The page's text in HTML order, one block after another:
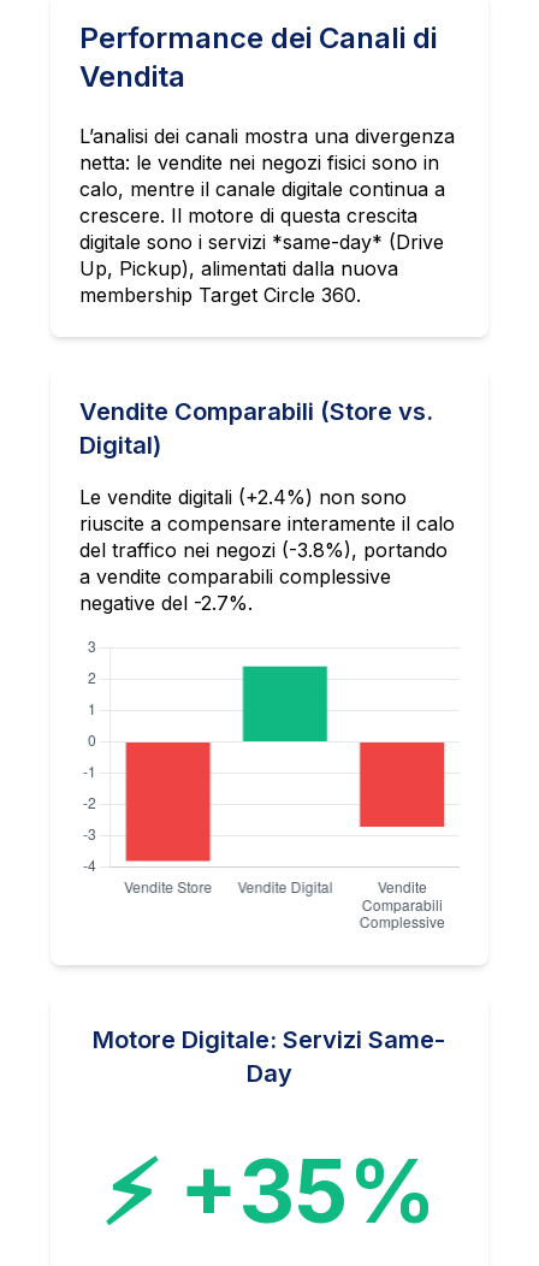
Performance dei Canali di
Vendita
L’analisi dei canali mostra una divergenza
netta: le vendite nei negozi fisici sono in
calo, mentre il canale digitale continua a
crescere. Il motore di questa crescita
digitale sono i servizi *same-day* (Drive
Up, Pickup), alimentati dalla nuova
membership Target Circle 360.
Vendite Comparabili (Store vs.
Digital)
Le vendite digitali (+2.4%) non sono
riuscite a compensare interamente il calo
del traffico nei negozi (-3.8%), portando
a vendite comparabili complessive
negative del -2.7%.
Motore Digitale: Servizi Same-
Day
⚡ +35%